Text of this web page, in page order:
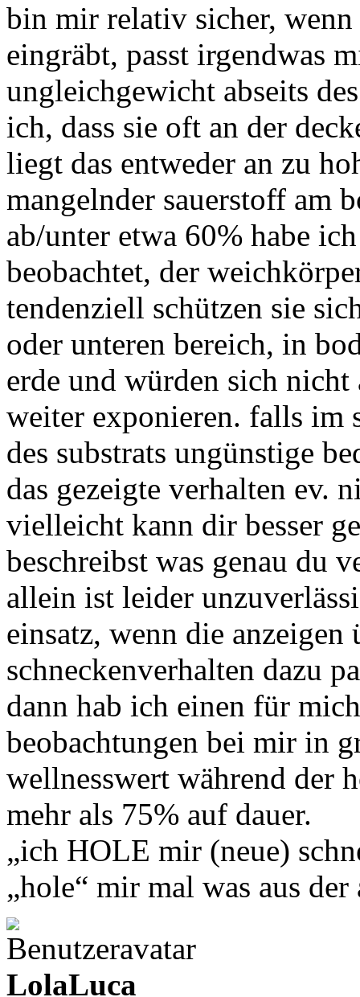
bin mir relativ sicher,
eingräbt, passt irgendwas
ungleichgewicht abseits
ich, dass sie oft an der
liegt das entweder an zu
mangelnder sauerstoff am
ab/unter etwa 60% habe
beobachtet, der
tendenziell schützen sie
oder unteren bereich, in
erde und würden sich
weiter exponieren. falls im
des substrats ungünstige
das gezeigte verhalten ev.
vielleicht kann dir besser
beschreibst was genau du
allein ist leider
einsatz, wenn die anzeigen
schneckenverhalten dazu
dann hab ich einen für
beobachtungen bei mir in
wellnesswert während der
mehr als 75% auf dauer.
„ich HOLE mir (neue)
„hole“ mir mal was aus
LolaLuca